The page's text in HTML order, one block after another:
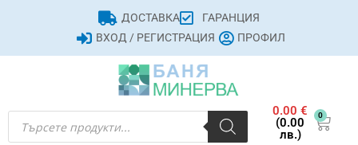
ДОСТАВКА
ГАРАНЦИЯ
ВХОД / РЕГИСТРАЦИЯ
ПРОФИЛ
0.00€
(0.00
лв.)
0